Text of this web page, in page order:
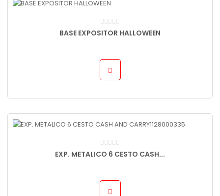
BASE EXPOSITOR HALLOWEEN
EXP. METALICO 6 CESTO CASH...